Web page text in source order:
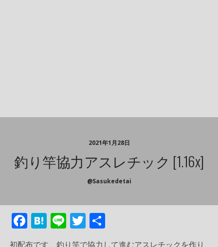
2021年1月28日
釣り竿協力アスレチック [1.16x]
@sasukedetai
F
ac
H
at
Li
n
T
w 有
初配布です、釣り竿で協力して進むアスレチックを作り